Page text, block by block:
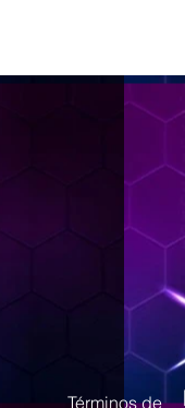
Términos de